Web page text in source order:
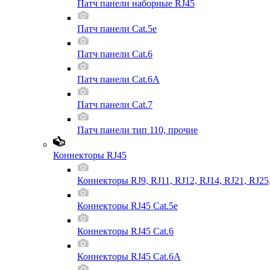
Патч панели наборные RJ45
Патч панели Cat.5e
Патч панели Cat.6
Патч панели Cat.6A
Патч панели Cat.7
Патч панели тип 110, прочие
Коннекторы RJ45
Коннекторы RJ9, RJ11, RJ12, RJ14, RJ21,
Коннекторы RJ45 Cat.5e
Коннекторы RJ45 Cat.6
Коннекторы RJ45 Cat.6A